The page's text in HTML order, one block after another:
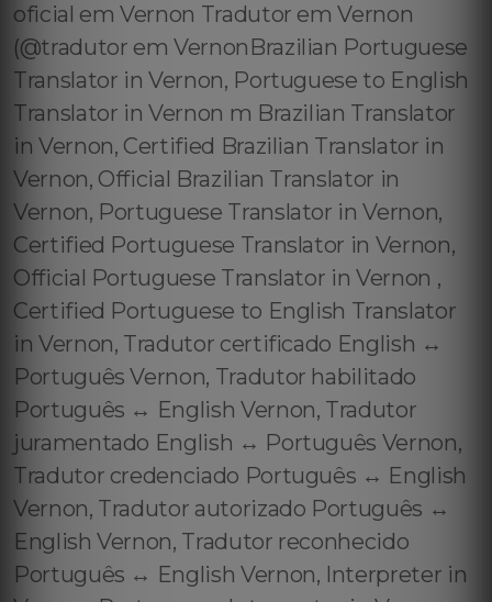
oficial em Vernon Tradutor em Vernon
(@tradutor em VernonBrazilian Portuguese
Translator in Vernon, Portuguese to English
Translator in Vernon m Brazilian Translator
in Vernon, Certified Brazilian Translator in
Vernon, Official Brazilian Translator in
Vernon, Portuguese Translator in Vernon,
Certified Portuguese Translator in Vernon,
Official Portuguese Translator in Vernon ,
Certified Portuguese to English Translator
in Vernon, Tradutor certificado English ↔️
Português Vernon, Tradutor habilitado
Português ↔️ English Vernon, Tradutor
juramentado English ↔️ Português Vernon,
Tradutor credenciado Português ↔️ English
Vernon, Tradutor autorizado Português ↔️
English Vernon, Tradutor reconhecido
Português ↔️ English Vernon, Interpreter in